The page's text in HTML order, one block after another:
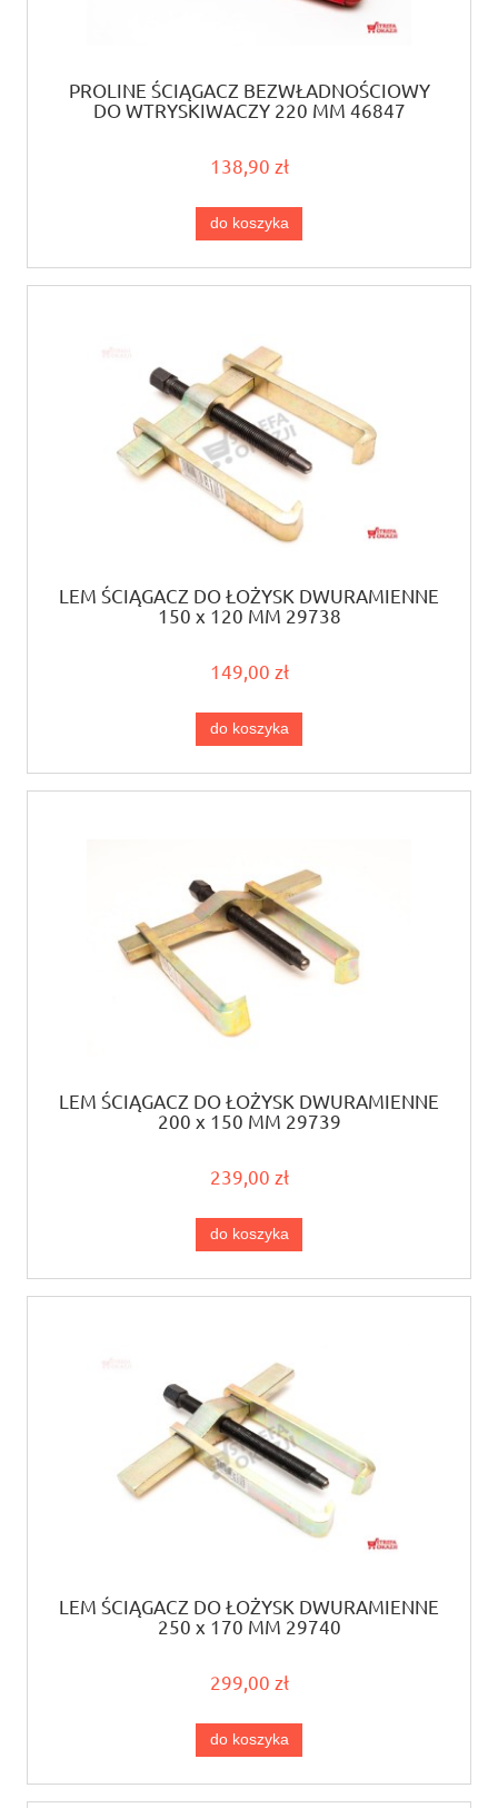
PROLINE ŚCIĄGACZ BEZWŁADNOŚCIOWY
DO WTRYSKIWACZY 220 MM 46847
138,90 zł
do koszyka
LEM ŚCIĄGACZ DO ŁOŻYSK DWURAMIENNE
150 x 120 MM 29738
149,00 zł
do koszyka
LEM ŚCIĄGACZ DO ŁOŻYSK DWURAMIENNE
200 x 150 MM 29739
239,00 zł
do koszyka
LEM ŚCIĄGACZ DO ŁOŻYSK DWURAMIENNE
250 x 170 MM 29740
299,00 zł
do koszyka